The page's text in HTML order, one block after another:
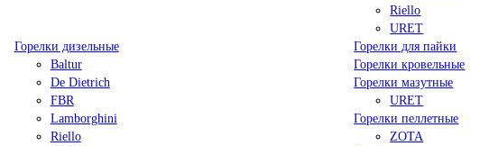
Riello
URET
Горелки дизельные
Baltur
De Dietrich
FBR
Lamborghini
Riello
Горелки для пайки
Горелки кровельные
Горелки мазутные
URET
Горелки пеллетные
ZOTA